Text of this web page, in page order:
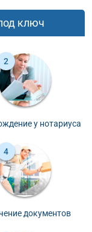
ключ
у нотариуса
документов